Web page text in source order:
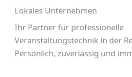
Lokales Unternehmen
Ihr Partner für professionelle
Veranstaltungstechnik in der
Persönlich, zuverlässig und